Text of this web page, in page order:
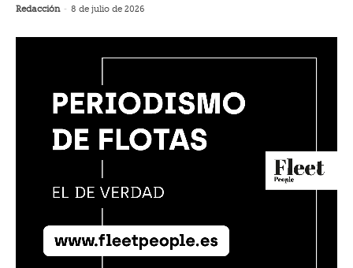
Redacción - 8 de julio de 2026